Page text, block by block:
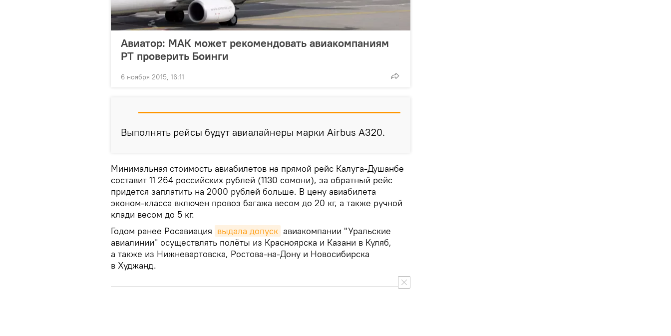
Авиатор: МАК может рекомендовать авиакомпаниям
РТ проверить Боинги
6 ноября 2015, 16:11
Выполнять рейсы будут авиалайнеры марки Airbus A320.
Минимальная стоимость авиабилетов на прямой рейс Калуга-Душанбе
составит 11 264 российских рублей (1130 сомони), за обратный рейс
придется заплатить на 2000 рублей больше. В цену авиабилета
эконом-класса включен провоз багажа весом до 20 кг, а также ручной
клади весом до 5 кг.
Годом ранее Росавиация выдала допуск авиакомпании "Уральские
авиалинии" осуществлять полёты из Красноярска и Казани в Куляб,
а также из Нижневартовска, Ростова-на-Дону и Новосибирска
в Худжанд.